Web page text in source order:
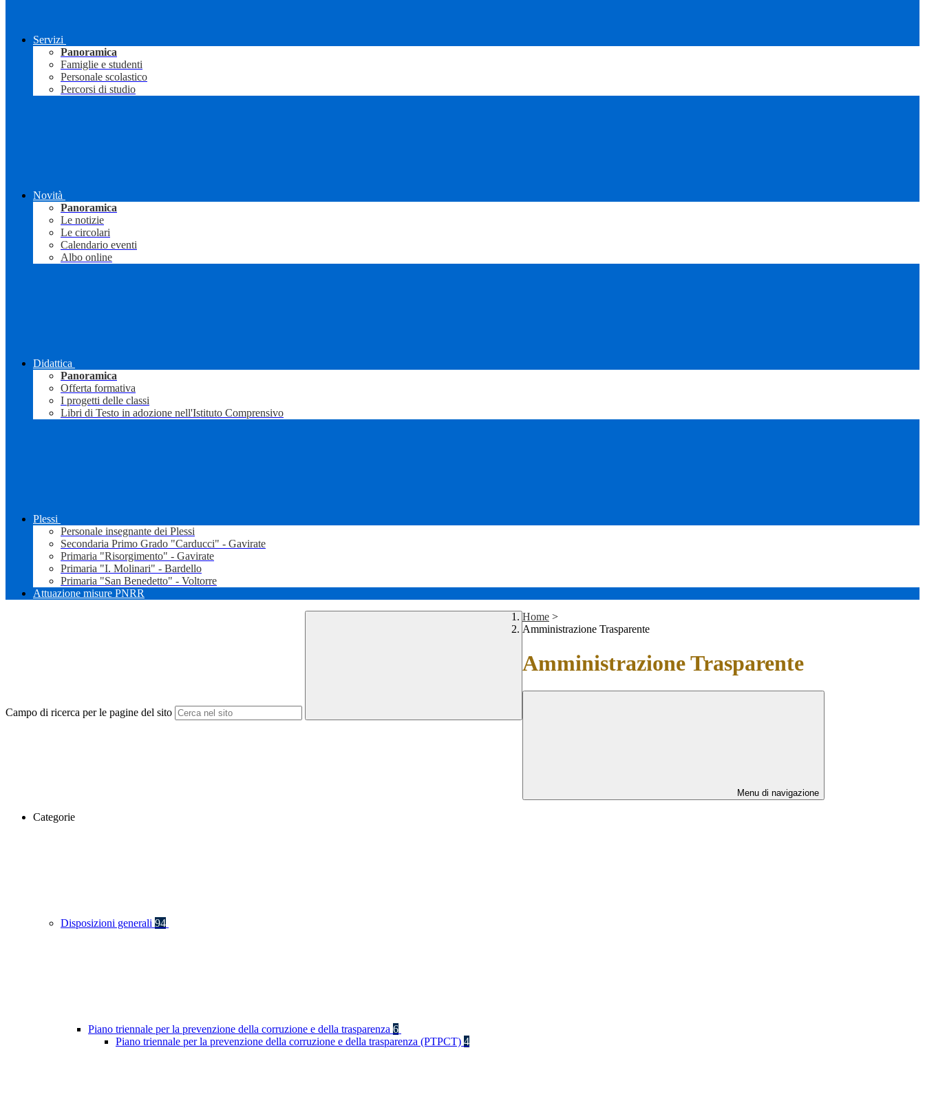
Servizi
Panoramica
Famiglie e studenti
Personale scolastico
Percorsi di studio
Novità
Panoramica
Le notizie
Le circolari
Calendario eventi
Albo online
Didattica
Panoramica
Offerta formativa
I progetti delle classi
Libri di Testo in adozione nell'Istituto Comprensivo
Plessi
Personale insegnante dei Plessi
Secondaria Primo Grado "Carducci" - Gavirate
Primaria "Risorgimento" - Gavirate
Primaria "I. Molinari" - Bardello
Primaria "San Benedetto" - Voltorre
Attuazione misure PNRR
Campo di ricerca per le pagine del sito
Home >
Amministrazione Trasparente
Amministrazione Trasparente
Menu di navigazione
Categorie
Disposizioni generali 94
Piano triennale per la prevenzione della corruzione e della trasparenza 6
Piano triennale per la prevenzione della corruzione e della trasparenza (PTPCT) 4